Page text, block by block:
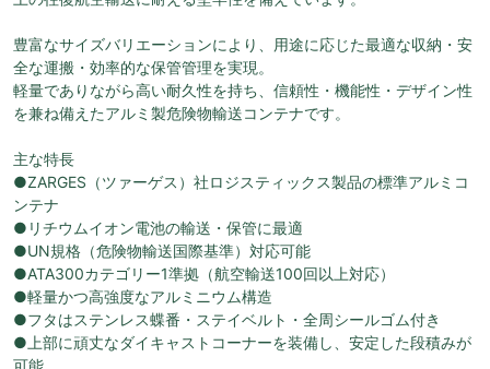
豊富なサイズバリエーションにより、用途に応じた最適な収納・安
全な運搬・効率的な保管管理を実現。
軽量でありながら高い耐久性を持ち、信頼性・機能性・デザイン性
を兼ね備えたアルミ製危険物輸送コンテナです。
主な特長
●ZARGES（ツァーゲス）社ロジスティックス製品の標準アルミコ
ンテナ
●リチウムイオン電池の輸送・保管に最適
●UN規格（危険物輸送国際基準）対応可能
●ATA300カテゴリー1準拠（航空輸送100回以上対応）
●軽量かつ高強度なアルミニウム構造
●フタはステンレス蝶番・ステイベルト・全周シールゴム付き
●上部に頑丈なダイキャストコーナーを装備し、安定した段積みが
可能